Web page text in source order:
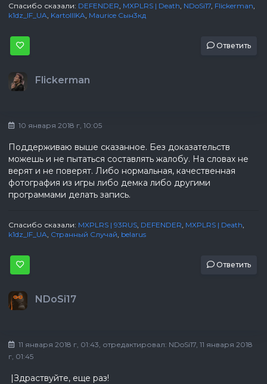
Спасибо сказали: DEFENDER MXPLRS | Death NDoSi17 Flickerman
k1dz_IF_UA KartoIIIKA Maurice Сын3кд
Ответить
Flickerman
10 января 2018 г, 10:05
Поддерживаю выше сказанное. Без доказательств
можешь и не пытаться составлять жалобу. На словах не
верят и не поверят. Либо нормальная, качественная
фотография из игры либо демка либо другими
программами делать запись.
Спасибо сказали: MXPLRS | 93RUS DEFENDER MXPLRS | Death
k1dz_IF_UA Странный Случай belarus
Ответить
NDoSi17
11 января 2018 г, 01:43 , отредактировал: NDoSi17 , 11 января 2018
г, 01:45
|Здраствуйте, еще раз!